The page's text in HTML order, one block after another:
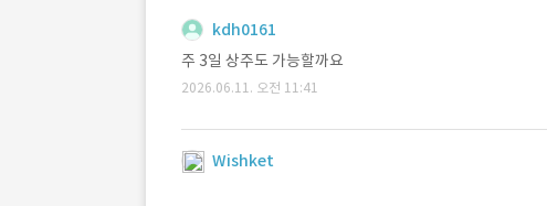
kdh0161
주 3일 상주도 가능할까요
2026.06.11. 오전 11:41
Wishket